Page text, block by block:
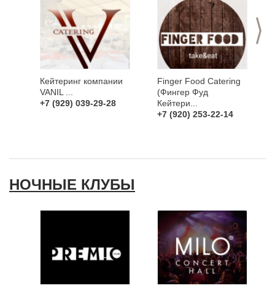
>
Кейтеринг компании
VANIL ...
+7 (929) 039-29-28
Finger Food Catering
(Фингер Фуд
Кейтери...
+7 (920) 253-22-14
НОЧНЫЕ КЛУБЫ